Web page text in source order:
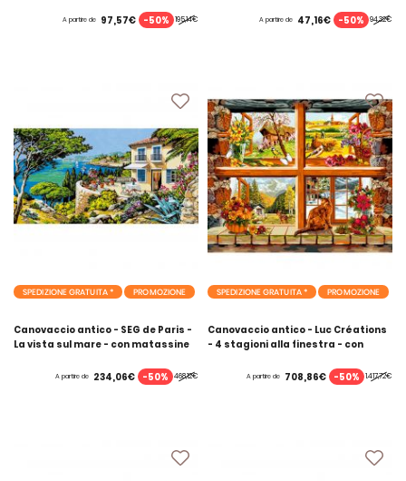
195,14€
A partire de 97,57€ -50% 94,32€
A partire de 47,16€ -50%
SPEDIZIONE GRATUITA * PROMOZIONE
Canovaccio antico - SEG de Paris -
La vista sul mare - con matassine
468,12€
A partire de 234,06€ -50%
SPEDIZIONE GRATUITA * PROMOZIONE
Canovaccio antico - Luc Créations
- 4 stagioni alla finestra - con
1.417,72€
A partire de 708,86€ -50%